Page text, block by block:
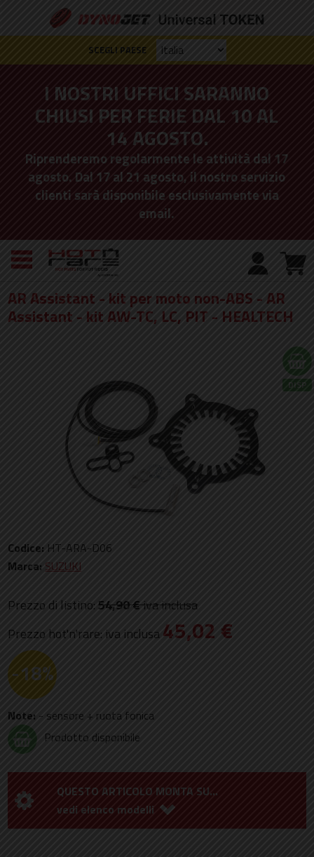
SCEGLI PAESE
I NOSTRI UFFICI SARANNO
CHIUSI PER FERIE DAL 10 AL
14 AGOSTO.
Riprenderemo regolarmente le attività dal 17
agosto. Dal 17 al 21 agosto, il nostro servizio
clienti sarà disponibile esclusivamente via
email.
AR Assistant - kit per moto non-ABS - AR
Assistant - kit AW-TC, LC, PIT - HEALTECH
DISP
Codice: HT-ARA-D06
Marca: SUZUKI
Prezzo di listino:54,90 €iva inclusa
Prezzo hot'n'rare: iva inclusa45,02 €
-18%
Note: - sensore + ruota fonica
Prodotto disponibile
QUESTO ARTICOLO MONTA SU...